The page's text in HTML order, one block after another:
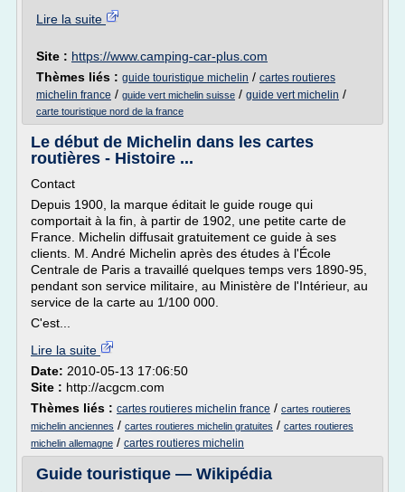
Lire la suite
Site : https://www.camping-car-plus.com
Thèmes liés : guide touristique michelin / cartes routieres
michelin france / guide vert michelin suisse / guide vert michelin /
carte touristique nord de la france
Le début de Michelin dans les cartes
routières - Histoire ...
Contact
Depuis 1900, la marque éditait le guide rouge qui
comportait à la fin, à partir de 1902, une petite carte de
France. Michelin diffusait gratuitement ce guide à ses
clients. M. André Michelin après des études à l'École
Centrale de Paris a travaillé quelques temps vers 1890-95,
pendant son service militaire, au Ministère de l'Intérieur, au
service de la carte au 1/100 000.
C'est...
Lire la suite
Date: 2010-05-13 17:06:50
Site : http://acgcm.com
Thèmes liés : cartes routieres michelin france / cartes routieres
michelin anciennes / cartes routieres michelin gratuites / cartes routieres
michelin allemagne / cartes routieres michelin
Guide touristique — Wikipédia